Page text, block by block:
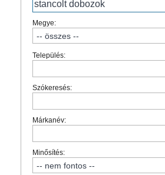
Megye:
Település:
Szókeresés:
Márkanév:
Minősítés: